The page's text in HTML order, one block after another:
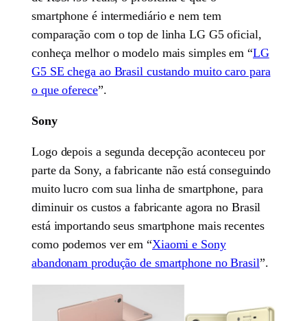
smartphone é intermediário e nem tem
comparação com o top de linha LG G5 oficial,
conheça melhor o modelo mais simples em “LG
G5 SE chega ao Brasil custando muito caro para
o que oferece”.
Sony
Logo depois a segunda decepção aconteceu por
parte da Sony, a fabricante não está conseguindo
muito lucro com sua linha de smartphone, para
diminuir os custos a fabricante agora no Brasil
está importando seus smartphone mais recentes
como podemos ver em “Xiaomi e Sony
abandonam produção de smartphone no Brasil”.